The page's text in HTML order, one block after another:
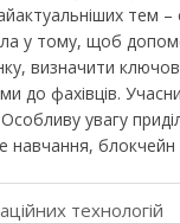
тем –
у тому, щоб
визначити
до фахівців.
Особливу увагу
навчання, блокчейн
технологій